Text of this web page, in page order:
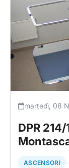
martedì, 08
DPR
ASCENSORI ·